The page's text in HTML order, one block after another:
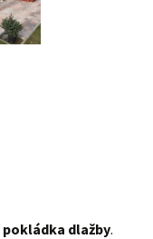
pokládka dlažby.